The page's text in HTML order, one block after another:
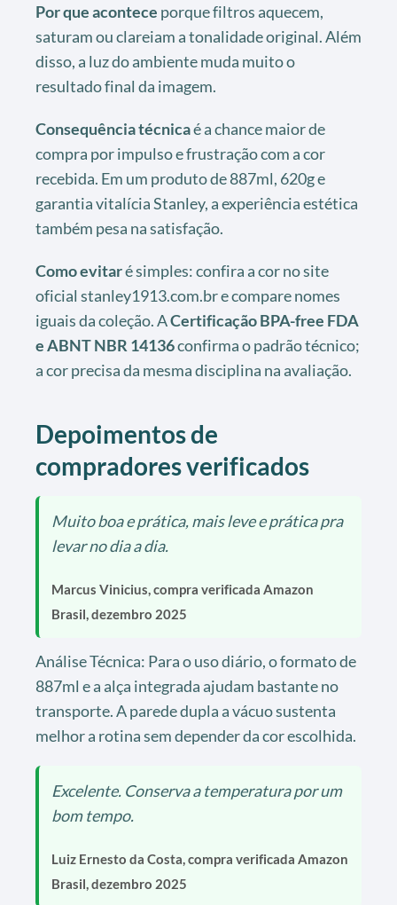
Por que acontece porque filtros aquecem,
saturam ou clareiam a tonalidade original. Além
disso, a luz do ambiente muda muito o
resultado final da imagem.
Consequência técnicaé a chance maior de
compra por impulso e frustração com a cor
recebida. Em um produto de 887ml, 620g e
garantia vitalícia Stanley, a experiência estética
também pesa na satisfação.
Como evitaré simples: confira a cor no site
oficial stanley1913.com.br e compare nomes
iguais da coleção. ACertificação BPA-free FDA
e ABNT NBR 14136confirma o padrão técnico;
a cor precisa da mesma disciplina na avaliação.
Depoimentos de
compradores verificados
Muito boa e prática, mais leve e prática pra
levar no dia a dia.
Marcus Vinicius, compra verificada Amazon
Brasil, dezembro 2025
Análise Técnica: Para o uso diário, o formato de
887ml e a alça integrada ajudam bastante no
transporte. A parede dupla a vácuo sustenta
melhor a rotina sem depender da cor escolhida.
Excelente. Conserva a temperatura por um
bom tempo.
Luiz Ernesto da Costa, compra verificada Amazon
Brasil, dezembro 2025